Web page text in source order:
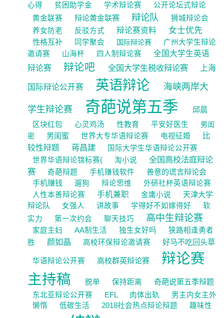
心得
贫困助学金 学术辩论赛
公开论坛式辩论
黄金联赛
辩论黄金联赛 辩论队
狮城辩论会
养女防老
反驳方式 辩论赛资料 女士优先
性格互补 同学聚会 国际辩论赛
广州大学生辩论
邀请赛
山海杯 四人制辩论赛
全国大学生英语
辩论赛
辩论吧 全国大学生税收辩论赛 上海
国际辩论公开赛 英语辩论 海峡两岸大
学生辩论赛 奇葩说第五季 邱晨
区块红包 心灵鸡汤 性教育 平安好医生
男闺
密
男闺蜜 世界大专华语辩论赛 电视征婚
比
较性辩题
蒋昌建
国际大学生华语辩论公开赛
世界华语辩论锦标赛(
淘小说
全国高校法庭辩论
赛
奇葩辩题 手机赚钱软件
善意的谎言辩论会
手机赚钱
遛狗 辩论思维
外研社杯英语辩论赛
人性本善辩论赛
手机兼职 金庸小说
天津大学
辩论队
女强人 讲故事 学得好不如嫁得好
软
实力
第一次约会 聊天技巧 高中生辩论赛
家庭主妇 AA制生活 独生女好吗
狭路相逢勇者
胜
颜如晶 高校环保辩论邀请赛 好马不吃回头草
华语辩论公开赛 高校群英辩论赛
辩论赛
主持稿
脱单 保持距离 奇葩说第五季辩题
东北亚辩论公开赛 EFL 肉体出轨
男主内女主外
懒惰
低碳生活 2018社会热点辩论辩题 趣味性